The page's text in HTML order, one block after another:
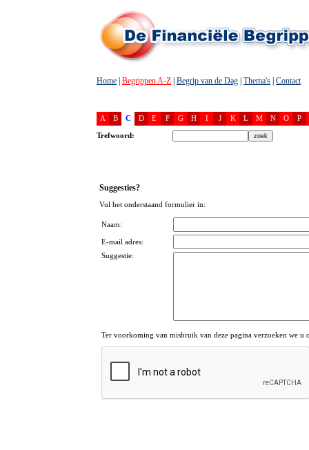
Home Begrippen A-Z Begrip van de Dag Thema's Contact
A B C D E F G H I J K L M N O P
Trefwoord:
Suggesties?
Vul het onderstaand formulier in:
Naam:
E-mail adres:
Suggestie:
Ter voorkoming van misbruik van deze pagina verzoeken we u